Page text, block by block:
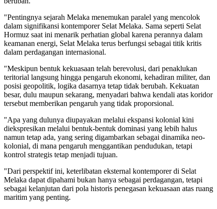
"Pentingnya sejarah Melaka menemukan paralel yang mencolok
dalam signifikansi kontemporer Selat Melaka. Sama seperti Selat
Hormuz saat ini menarik perhatian global karena perannya dalam
keamanan energi, Selat Melaka terus berfungsi sebagai titik kritis
dalam perdagangan internasional.
"Meskipun bentuk kekuasaan telah berevolusi, dari penaklukan
teritorial langsung hingga pengaruh ekonomi, kehadiran militer, dan
posisi geopolitik, logika dasarnya tetap tidak berubah. Kekuatan
besar, dulu maupun sekarang, menyadari bahwa kendali atas koridor
tersebut memberikan pengaruh yang tidak proporsional.
"Apa yang dulunya diupayakan melalui ekspansi kolonial kini
diekspresikan melalui bentuk-bentuk dominasi yang lebih halus
namun tetap ada, yang sering digambarkan sebagai dinamika neo-
kolonial, di mana pengaruh menggantikan pendudukan, tetapi
kontrol strategis tetap menjadi tujuan.
"Dari perspektif ini, keterlibatan eksternal kontemporer di Selat
Melaka dapat dipahami bukan hanya sebagai perdagangan, tetapi
sebagai kelanjutan dari pola historis penegasan kekuasaan atas ruang
maritim yang penting.